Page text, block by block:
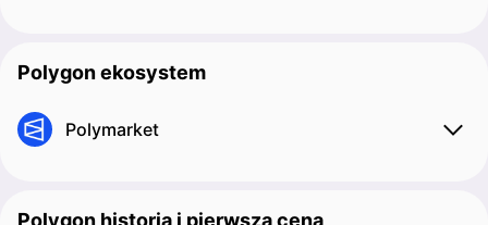
Polygon ekosystem
Polymarket
Polygon historia i pierwsza cena